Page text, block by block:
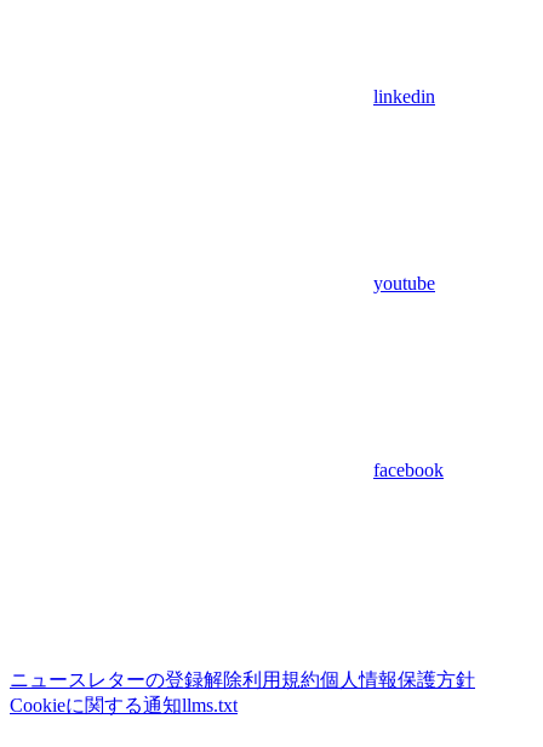
linkedin
youtube
facebook
ニュースレターの登録解除利用規約個人情報保護方針
Cookieに関する通知llms.txt